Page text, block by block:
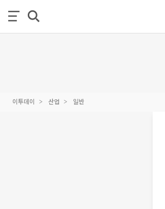
이투데이 산업 일반